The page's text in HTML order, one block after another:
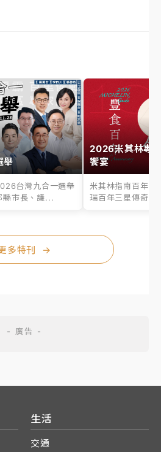
舉
台灣九合一選舉
縣市長、議...
2026米其林專
饗宴
米其林指南百年之
瑞百年三星傳奇、
多特刊 →
生活
交通